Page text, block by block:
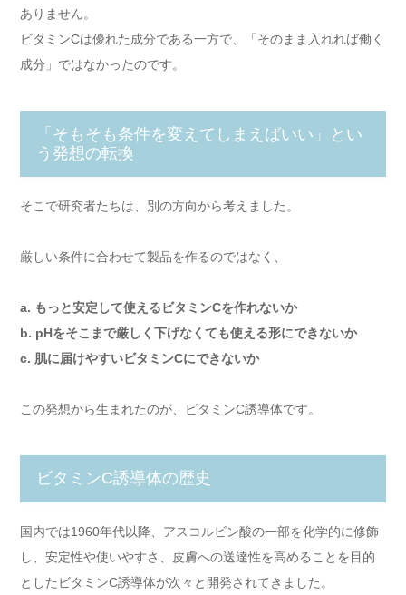
ありません。
ビタミンCは優れた成分である一方で、「そのまま入れれば働く
成分」ではなかったのです。
「そもそも条件を変えてしまえばいい」とい
う発想の転換
そこで研究者たちは、別の方向から考えました。
厳しい条件に合わせて製品を作るのではなく、
a. もっと安定して使えるビタミンCを作れないか
b. pHをそこまで厳しく下げなくても使える形にできないか
c. 肌に届けやすいビタミンCにできないか
この発想から生まれたのが、ビタミンC誘導体です。
ビタミンC誘導体の歴史
国内では1960年代以降、アスコルビン酸の一部を化学的に修飾
し、安定性や使いやすさ、皮膚への送達性を高めることを目的
としたビタミンC誘導体が次々と開発されてきました。